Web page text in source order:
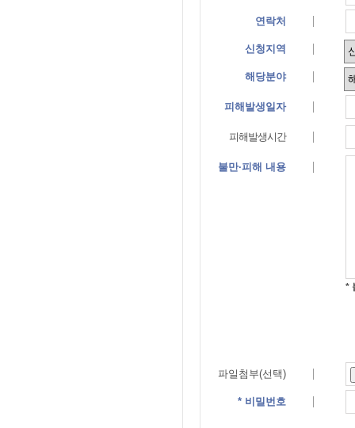
연락처
신청지역
해당분야
피해발생일자
피해발생시간
불만·피해 내용
*
파일첨부(선택)
* 비밀번호